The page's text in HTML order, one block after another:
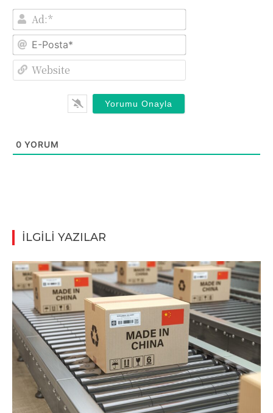
Ad:*
E-
0 YORUM
İLGİLİ YAZILAR